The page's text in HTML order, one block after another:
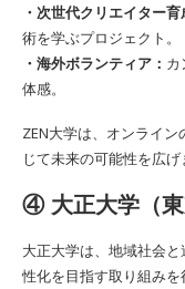
・次世代クリエイター育
術を学ぶプロジェクト。
・海外ボランティア： カ
体感。
ZEN大学は、オンライ
じて未来の可能性を広げ
④ 大正大学（東
大正大学は、地域社会
性化を目指す取り組みを